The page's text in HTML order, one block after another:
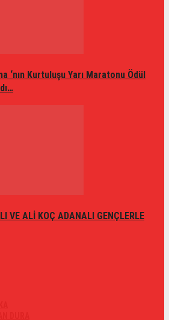
‘nın Kurtuluşu Yarı Maratonu Ödül
VE ALİ KOÇ ADANALI GENÇLERLE